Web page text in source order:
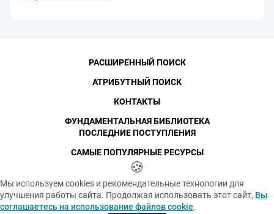
СПбПУ, 1996-2026
Авторские права и персональные данные
Фотографии размещены с согласия
изображённых лиц в соответствии
с требованиями законодательства
Политика конфиденциальности
Положение об использовании «cookie» файлов
РАСШИРЕННЫЙ ПОИСК
АТРИБУТНЫЙ ПОИСК
КОНТАКТЫ
ФУНДАМЕНТАЛЬНАЯ БИБЛИОТЕКА
ПОСЛЕДНИЕ ПОСТУПЛЕНИЯ
САМЫЕ ПОПУЛЯРНЫЕ РЕСУРСЫ
🍪
Мы используем cookies и рекомендательные технологии для
улучшения работы сайта. Продолжая использовать этот сайт, Вы
соглашаетесь на использование файлов cookie.